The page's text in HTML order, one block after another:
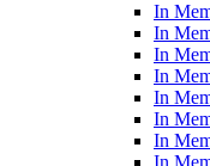
In
In
In
In
In
In
In